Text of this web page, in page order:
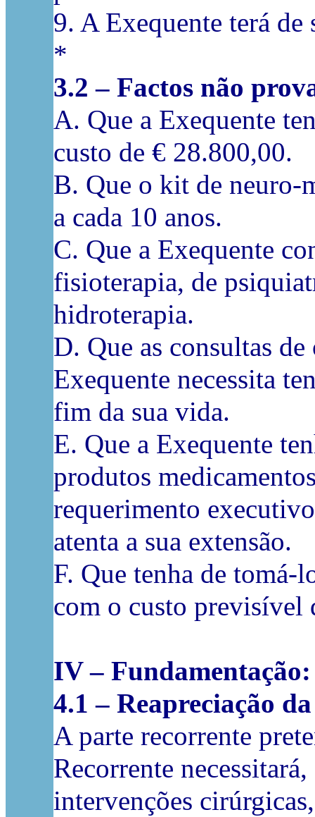
9. A Exequente terá
*
3.2 – Factos não
A. Que a Exequente
custo de € 28.800,00.
B. Que o kit de neuro-
a cada 10 anos.
C. Que a Exequente
fisioterapia, de
hidroterapia.
D. Que as consultas
Exequente necessita
fim da sua vida.
E. Que a Exequente
produtos
requerimento
atenta a sua extensão.
F. Que tenha de tomá-
com o custo previsível
IV – Fundamentação:
4.1 – Reapreciação
A parte recorrente
Recorrente
intervenções